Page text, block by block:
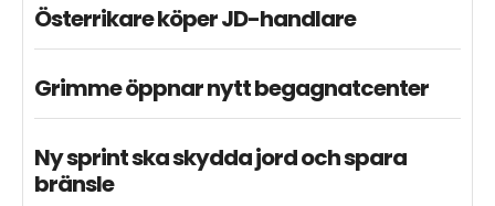
Österrikare köper JD-handlare
Grimme öppnar nytt begagnatcenter
Ny sprint ska skydda jord och spara
bränsle